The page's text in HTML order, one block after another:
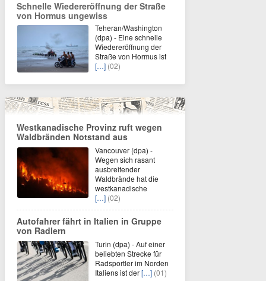
Schnelle Wiedereröffnung der Straße
von Hormus ungewiss
Teheran/Washington
(dpa) - Eine schnelle
Wiedereröffnung der
Straße von Hormus ist
[…] (02)
Westkanadische Provinz ruft wegen
Waldbränden Notstand aus
Vancouver (dpa) -
Wegen sich rasant
ausbreitender
Waldbrände hat die
westkanadische
[…] (02)
Autofahrer fährt in Italien in Gruppe
von Radlern
Turin (dpa) - Auf einer
beliebten Strecke für
Radsportler im Norden
Italiens ist der[…] (01)